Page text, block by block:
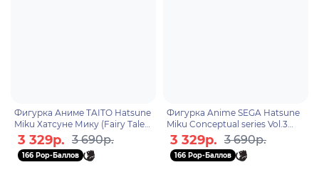
Фигурка Аниме TAITO Hatsune
Miku Хатсуне Мику (Fairy Tale
Ver.) 17см 840342403806
3 329р. 3 690р.
166 Pop-Баллов
Фигурка Anime SEGA Hatsune
Miku Conceptual series Vol.3
18см. 4582733456133
3 329р. 3 690р.
166 Pop-Баллов